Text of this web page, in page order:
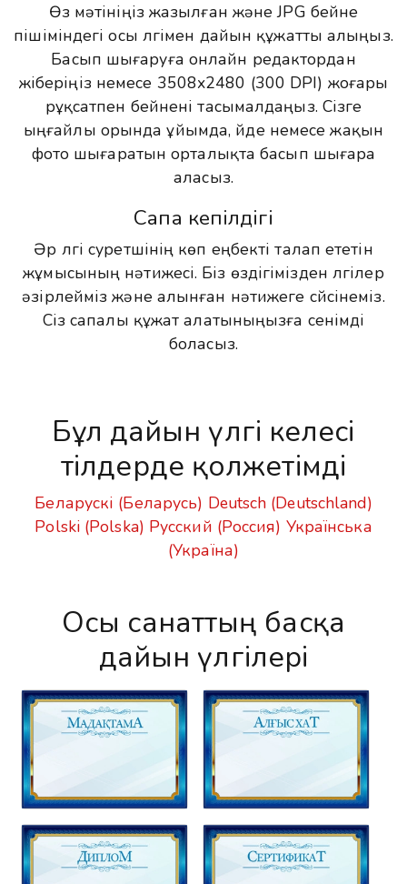
Өз мәтініңіз жазылған және JPG бейне
пішіміндегі осы үлгімен дайын құжатты алыңыз.
Басып шығаруға онлайн редактордан
жіберіңіз немесе 3508x2480 (300 DPI) жоғары
рұқсатпен бейнені тасымалдаңыз. Сізге
ыңғайлы орында ұйымда, үйде немесе жақын
фото шығаратын орталықта басып шығара
аласыз.
Сапа кепілдігі
Әр үлгі суретшінің көп еңбекті талап ететін
жұмысының нәтижесі. Біз өздігімізден үлгілер
әзірлейміз және алынған нәтижеге сүйсінеміз.
Сіз сапалы құжат алатыныңызға сенімді
боласыз.
Бұл дайын үлгі келесі
тілдерде қолжетімді
Беларускі (Беларусь) Deutsch (Deutschland)
Polski (Polska) Русский (Россия) Українська
(Україна)
Осы санаттың басқа
дайын үлгілері